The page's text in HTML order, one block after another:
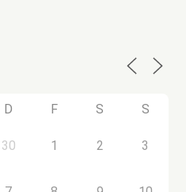
D F S S
30 1 2 3